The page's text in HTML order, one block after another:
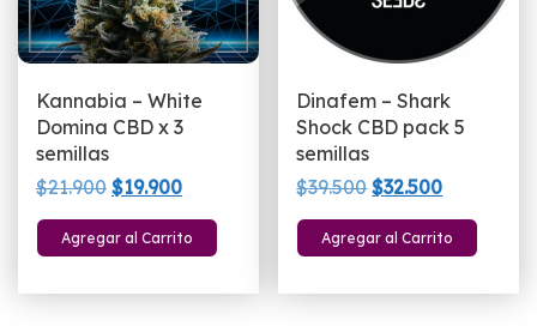
Kannabia – White
Domina CBD x 3
semillas
$21.900 El
precio
original
$19.900El
precio
actual
Agregar al Carrito
Dinafem – Shark
Shock CBD pack 5
semillas
$39.500El
precio
original
$32.500El
precio
actual
Agregar al Carrito